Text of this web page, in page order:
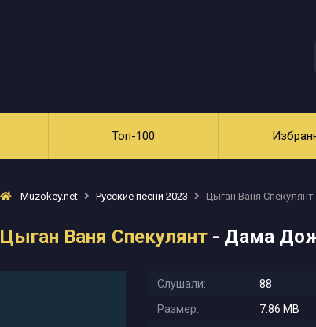
Топ-100
Muzokey.net Русские песни 2023 Цыган Ваня
Цыган Ваня Спекулянт - Дама
Слушали:
88
Размер:
7.86 MB